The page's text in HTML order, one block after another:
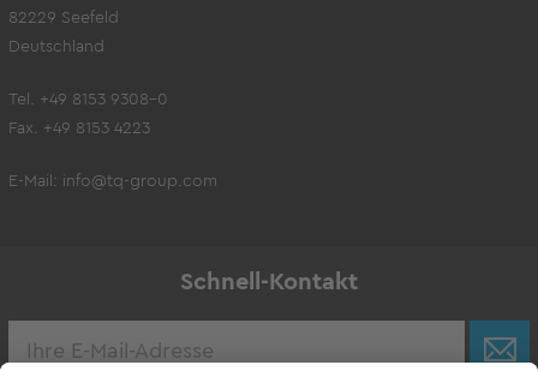
82229 Seefeld
Deutschland
Tel. +49 8153 9308-0
Fax. +49 8153 4223
E-Mail: info@tq-group.com
Schnell-Kontakt